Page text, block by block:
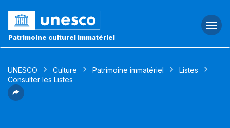
Patrimoine culturel immatériel
UNESCO Culture Patrimoine immatériel
Listes
Consulter les Listes